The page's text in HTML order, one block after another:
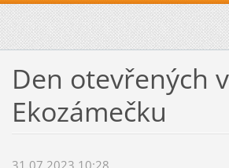
Den otevřených
Ekozámečku
31.07.2023 10:28